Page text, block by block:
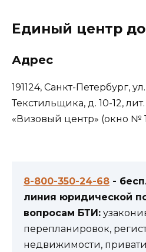
Единый центр
Адрес
191124, Санкт-Петербург,
Текстильщика, д. 10-12, лит.
«Визовый центр» (окно №
8-800-350-24-68 -
линия юридической
вопросам БТИ:
перепланировок,
недвижимости,